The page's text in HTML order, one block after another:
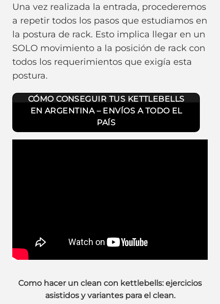
Una vez realizada la entrada, procederemos
a repetir todos los pasos que estudiamos en
la postura de rack. Esto implica llegar en un
SOLO movimiento a la posición de rack con
todos los requerimientos que exigía esta
postura.
CÓMO CONSEGUIR TUS KETTLEBELLS
EN ARGENTINA – ENVÍOS A TODO EL
PAÍS
Como hacer un clean con kettlebells: ejercicios
asistidos y variantes para el clean.